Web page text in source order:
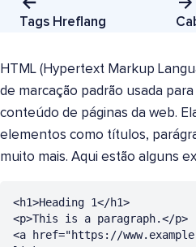
Tags Hreflang
HTML (Hypertext Markup
de marcação padrão usada
conteúdo de páginas da web.
elementos como títulos,
muito mais. Aqui estão alguns
<h1>Heading 1</h1>
<p>This is a paragraph.</p>
<a href="https://